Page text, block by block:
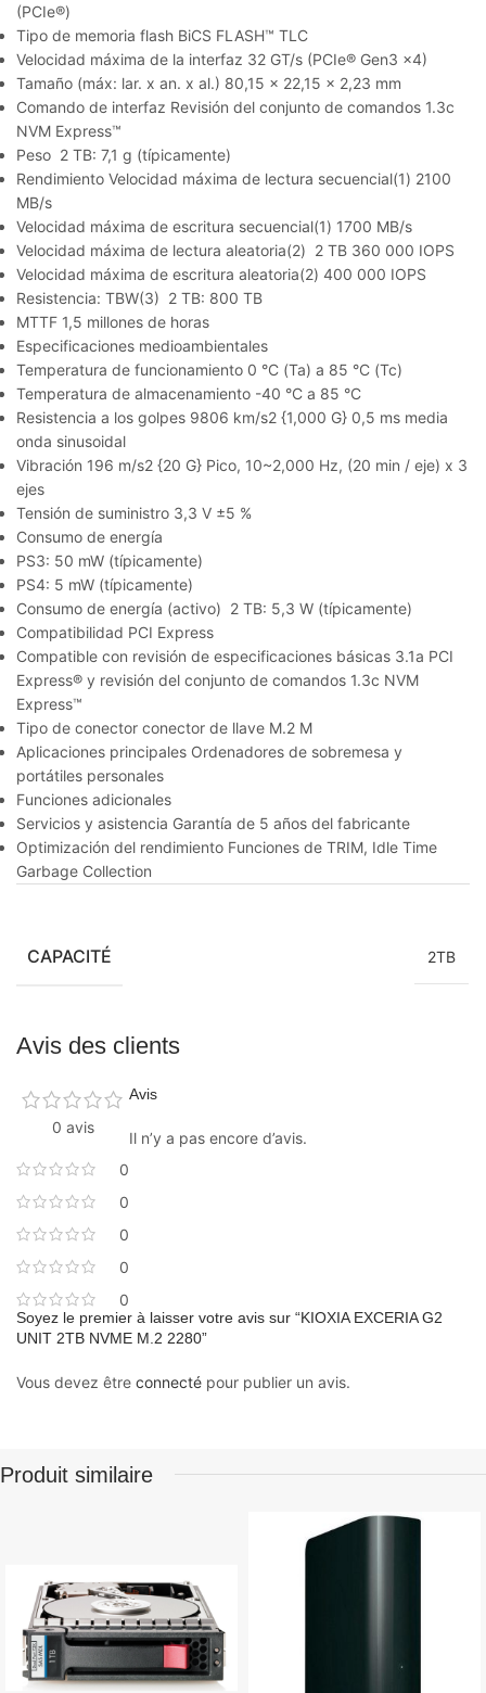
(PCIe®)
Tipo de memoria flash BiCS FLASH™ TLC
Velocidad máxima de la interfaz 32 GT/s (PCIe® Gen3 x4)
Tamaño (máx: lar. x an. x al.) 80,15 x 22,15 x 2,23 mm
Comando de interfaz Revisión del conjunto de comandos 1.3c
NVM Express™
Peso 2 TB: 7,1 g (típicamente)
Rendimiento Velocidad máxima de lectura secuencial(1) 2100
MB/s
Velocidad máxima de escritura secuencial(1) 1700 MB/s
Velocidad máxima de lectura aleatoria(2) 2 TB 360 000 IOPS
Velocidad máxima de escritura aleatoria(2) 400 000 IOPS
Resistencia: TBW(3) 2 TB: 800 TB
MTTF 1,5 millones de horas
Especificaciones medioambientales
Temperatura de funcionamiento 0 °C (Ta) a 85 °C (Tc)
Temperatura de almacenamiento -40 °C a 85 °C
Resistencia a los golpes 9806 km/s2 {1,000 G} 0,5 ms media
onda sinusoidal
Vibración 196 m/s2 {20 G} Pico, 10~2,000 Hz, (20 min / eje) x 3
ejes
Tensión de suministro 3,3 V ±5 %
Consumo de energía
PS3: 50 mW (típicamente)
PS4: 5 mW (típicamente)
Consumo de energía (activo) 2 TB: 5,3 W (típicamente)
Compatibilidad PCI Express
Compatible con revisión de especificaciones básicas 3.1a PCI
Express® y revisión del conjunto de comandos 1.3c NVM
Express™
Tipo de conector conector de llave M.2 M
Aplicaciones principales Ordenadores de sobremesa y
portátiles personales
Funciones adicionales
Servicios y asistencia Garantía de 5 años del fabricante
Optimización del rendimiento Funciones de TRIM, Idle Time
Garbage Collection
CAPACITÉ 2TB
Avis des clients
0 avis
0
0
0
0
0
Avis
Il n’y a pas encore d’avis.
Soyez le premier à laisser votre avis sur “KIOXIA EXCERIA G2
UNIT 2TB NVME M.2 2280”
Vous devez être connecté pour publier un avis.
Produit similaire